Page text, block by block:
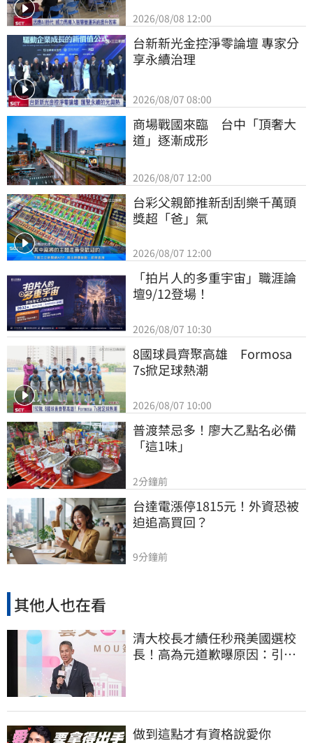
2026/08/08 12:00
台新新光金控淨零論壇 專家分
享永續治理
2026/08/07 08:00
商場戰國來臨　台中「頂奢大
道」逐漸成形
2026/08/07 12:00
台彩父親節推新刮刮樂千萬頭
獎超「爸」氣
2026/08/07 12:00
「拍片人的多重宇宙」職涯論
壇9/12登場！
2026/08/07 10:30
8國球員齊聚高雄　Formosa
7s掀足球熱潮
2026/08/07 10:00
普渡禁忌多！廖大乙點名必備
「這1味」
2分鐘前
台達電漲停1815元！外資恐被
迫追高買回？
9分鐘前
其他人也在看
清大校長才續任秒飛美國選校
長！高為元道歉曝原因：引起
做到這點才有資格說愛你